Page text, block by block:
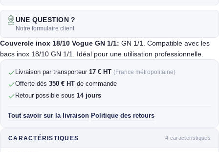
UNE QUESTION ?
Notre formulaire client
Couvercle inox 18/10 Vogue GN 1/1: GN 1/1. Compatible avec les
bacs inox 18/10 GN 1/1. Idéal pour une utilisation professionnelle.
Livraison par transporteur 17 € HT (France métropolitaine)
Offerte dès 350 € HT de commande
Retour possible sous 14 jours
Tout savoir sur la livraison· Politique des retours
CARACTÉRISTIQUES 4 caractéristiques